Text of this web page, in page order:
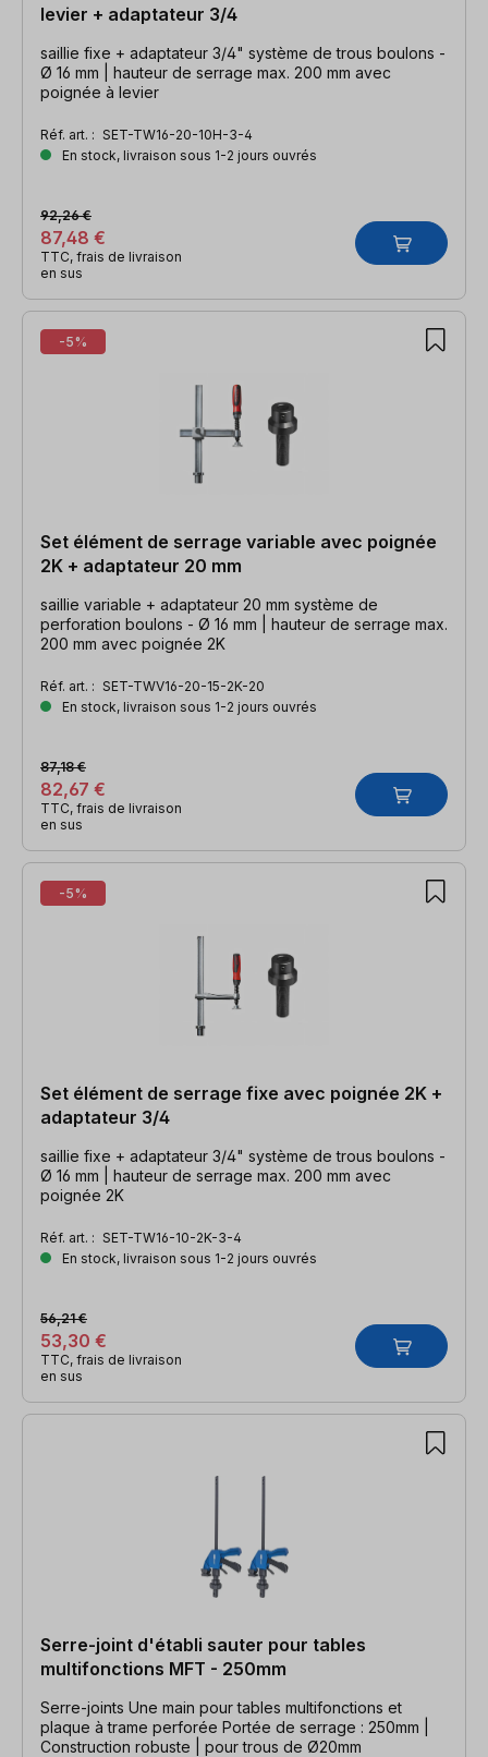
levier + adaptateur 3/4
saillie fixe + adaptateur 3/4" système de trous boulons -
Ø 16 mm | hauteur de serrage max. 200 mm avec
poignée à levier
Réf. art. : SET-TW16-20-10H-3-4
En stock, livraison sous 1-2 jours ouvrés
87,48 €
92,26 €
TTC, frais de livraison
en sus
-5%
Set élément de serrage variable avec poignée
2K + adaptateur 20 mm
saillie variable + adaptateur 20 mm système de
perforation boulons - Ø 16 mm | hauteur de serrage max.
200 mm avec poignée 2K
Réf. art. : SET-TWV16-20-15-2K-20
En stock, livraison sous 1-2 jours ouvrés
82,67 €
87,18 €
TTC, frais de livraison
en sus
-5%
Set élément de serrage fixe avec poignée 2K +
adaptateur 3/4
saillie fixe + adaptateur 3/4" système de trous boulons -
Ø 16 mm | hauteur de serrage max. 200 mm avec
poignée 2K
Réf. art. : SET-TW16-10-2K-3-4
En stock, livraison sous 1-2 jours ouvrés
53,30 €
56,21 €
TTC, frais de livraison
en sus
Serre-joint d'établi sauter pour tables
multifonctions MFT - 250mm
Serre-joints Une main pour tables multifonctions et
plaque à trame perforée Portée de serrage : 250mm |
Construction robuste | pour trous de Ø20mm